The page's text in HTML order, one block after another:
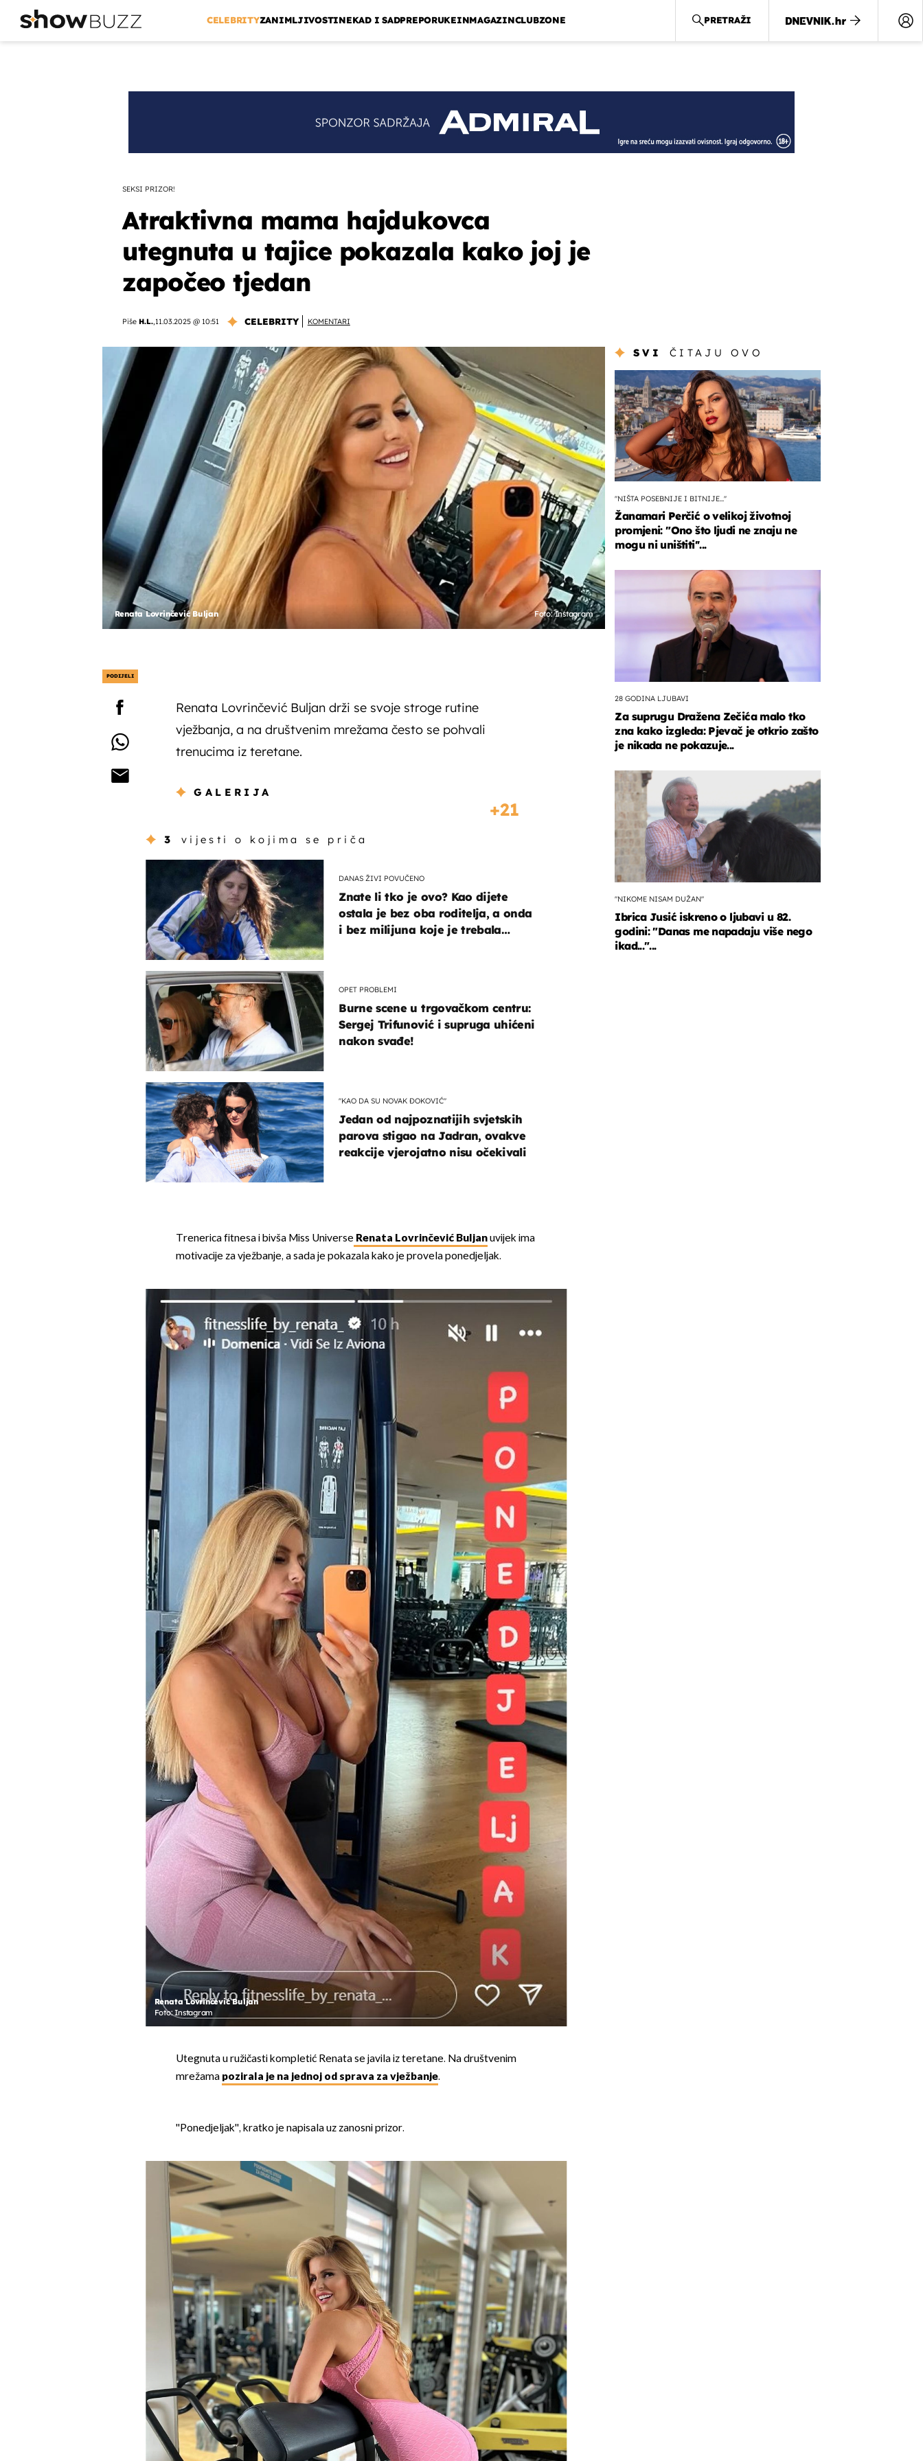
CELEBRITYZANIMLJIVOSTINEKAD I SADPREPORUKEINMAGAZINCLUBZONE PRETRAŽI
SEKSI PRIZOR!
Atraktivna mama hajdukovca
utegnuta u tajice pokazala kako joj je
započeo tjedan
Piše H.L.,11.03.2025 @ 10:51 CELEBRITY KOMENTARI
Renata Lovrinčević Buljan Foto: Instagram
PODIJELI
Renata Lovrinčević Buljan drži se svoje stroge rutine
vježbanja, a na društvenim mrežama često se pohvali
trenucima iz teretane.
GALERIJA
21
3 vijesti o kojima se priča
DANAS ŽIVI POVUČENO
Znate li tko je ovo? Kao dijete
ostala je bez oba roditelja, a onda
i bez milijuna koje je trebala
OPET PROBLEMI
Burne scene u trgovačkom centru:
Sergej Trifunović i supruga uhićeni
nakon svađe!
"KAO DA SU NOVAK ĐOKOVIĆ"
Jedan od najpoznatijih svjetskih
parova stigao na Jadran, ovakve
reakcije vjerojatno nisu očekivali
Trenerica fitnesa i bivša Miss Universe Renata Lovrinčević Buljanuvijek ima
motivacije za vježbanje, a sada je pokazala kako je provela ponedjeljak.
Renata Lovrinčević Buljan
Foto: Instagram
Utegnuta u ružičasti kompletić Renata se javila iz teretane. Na društvenim
mrežama pozirala je na jednoj od sprava za vježbanje.
''Ponedjeljak'', kratko je napisala uz zanosni prizor.
SVI ČITAJU OVO
''NIŠTA POSEBNIJE I BITNIJE...''
Žanamari Perčić o velikoj životnoj
promjeni: "Ono što ljudi ne znaju ne
mogu ni uništiti''...
28 GODINA LJUBAVI
Za suprugu Dražena Zečića malo tko
zna kako izgleda: Pjevač je otkrio zašto
je nikada ne pokazuje...
"NIKOME NISAM DUŽAN"
Ibrica Jusić iskreno o ljubavi u 82.
godini: "Danas me napadaju više nego
ikad..."...
OMOGUĆI OBAVIJESTI